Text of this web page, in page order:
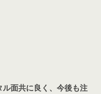
面共に良く、今後も注